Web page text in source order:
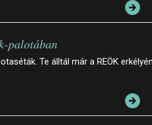
palotában
Te álltál már a REÖK